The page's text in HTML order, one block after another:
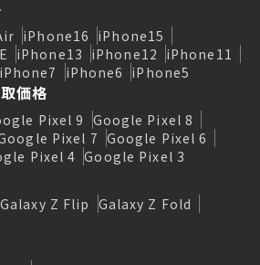
iPhone16 iPhone15
iPhone13 iPhone12 iPhone11
iPhone7 iPhone6 iPhone5
価格
Pixel 9 Google Pixel 8
Pixel 7 Google Pixel 6
Pixel 4 Google Pixel 3
Galaxy Z Flip Galaxy Z Fold